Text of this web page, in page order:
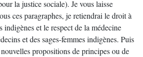
la justice sociale). Je vous laisse
ces paragraphes, je retiendrai le droit à
indigènes et le respect de la médecine
et des sages-femmes indigènes. Puis
propositions de principes ou de